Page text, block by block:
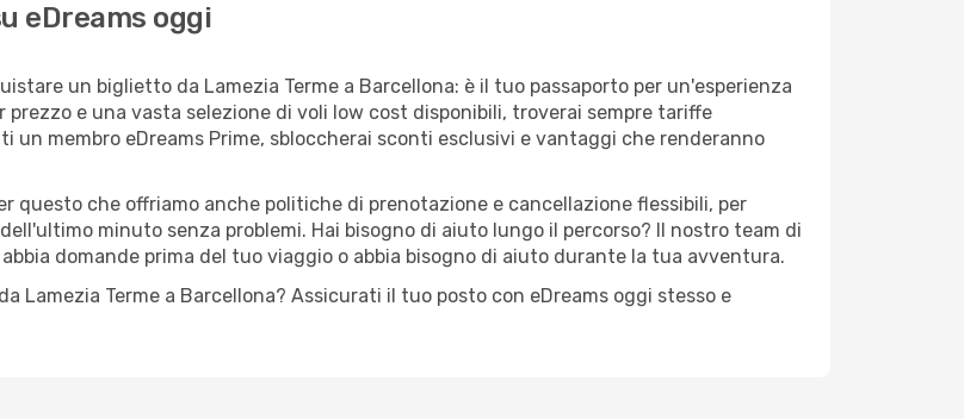
eDreams oggi
un biglietto da Lamezia Terme a Barcellona: è il tuo passaporto per un'esperienza
e una vasta selezione di voli low cost disponibili, troverai sempre tariffe
un membro eDreams Prime, sbloccherai sconti esclusivi e vantaggi che renderanno
questo che offriamo anche politiche di prenotazione e cancellazione flessibili, per
minuto senza problemi. Hai bisogno di aiuto lungo il percorso? Il nostro team di
domande prima del tuo viaggio o abbia bisogno di aiuto durante la tua avventura.
Lamezia Terme a Barcellona? Assicurati il tuo posto con eDreams oggi stesso e